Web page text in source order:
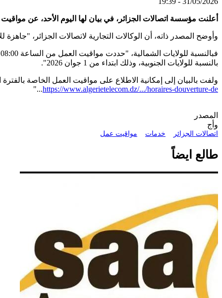
أعلنت مؤسسة اتصالات الجزائر، في بيان لها اليوم الأحد، عن مواقيت
وأوضح المصدر ذاته، أن الوكالات التجارية لاتصالات الجزائر، "جاهزة للاستقبال والخدمة
بالنسبة للولايات الجنوبية، وذلك ابتداء من 1 جوان 2026".
ولفت بالبيان إلى إمكانية الاطلاع على مواقيت العمل الخاصة بالفترة
https://www.algerietelecom.dz/.../horaires-douverture-de
..."
المصدر
وأج
اتصالات الجزائر خدمات مواقيت عمل
طالع ايضاً